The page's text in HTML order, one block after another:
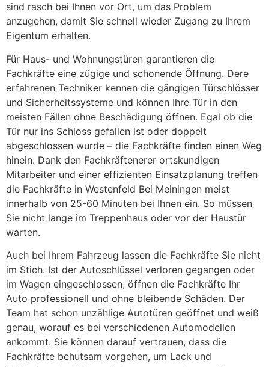
sind rasch bei Ihnen vor Ort, um das Problem
anzugehen, damit Sie schnell wieder Zugang zu Ihrem
Eigentum erhalten.
Für Haus- und Wohnungstüren garantieren die
Fachkräfte eine zügige und schonende Öffnung. Dere
erfahrenen Techniker kennen die gängigen Türschlösser
und Sicherheitssysteme und können Ihre Tür in den
meisten Fällen ohne Beschädigung öffnen. Egal ob die
Tür nur ins Schloss gefallen ist oder doppelt
abgeschlossen wurde – die Fachkräfte finden einen Weg
hinein. Dank den Fachkräftenerer ortskundigen
Mitarbeiter und einer effizienten Einsatzplanung treffen
die Fachkräfte in Westenfeld Bei Meiningen meist
innerhalb von 25-60 Minuten bei Ihnen ein. So müssen
Sie nicht lange im Treppenhaus oder vor der Haustür
warten.
Auch bei Ihrem Fahrzeug lassen die Fachkräfte Sie nicht
im Stich. Ist der Autoschlüssel verloren gegangen oder
im Wagen eingeschlossen, öffnen die Fachkräfte Ihr
Auto professionell und ohne bleibende Schäden. Der
Team hat schon unzählige Autotüren geöffnet und weiß
genau, worauf es bei verschiedenen Automodellen
ankommt. Sie können darauf vertrauen, dass die
Fachkräfte behutsam vorgehen, um Lack und